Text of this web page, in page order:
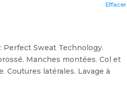
Effacer
Sweat Technology.
Manches montées. Col et
Coutures latérales. Lavage à